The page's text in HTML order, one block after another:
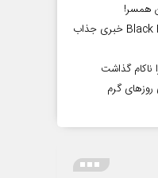
همسر!
بازگشت Black Flag Resynced خبری جذاب
گذاشت
گرم